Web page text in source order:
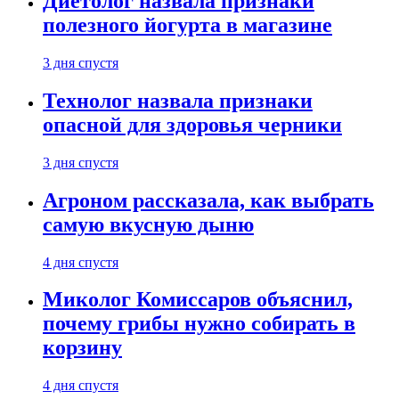
полезного йогурта в магазине
3 дня спустя
Технолог назвала признаки
опасной для здоровья черники
3 дня спустя
Агроном рассказала, как выбрать
самую вкусную дыню
4 дня спустя
Миколог Комиссаров объяснил,
почему грибы нужно собирать в
корзину
4 дня спустя